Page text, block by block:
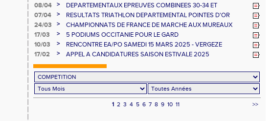
08/04
>
DEPARTEMENTAUX EPREUVES COMBINEES 30-34 ET
INDIVIDUELS GARD CADETS ET +
07/04 >
RESULTATS TRIATHLON DEPARTEMENTAL POINTES D'OR
BE/MINIMES 6 AVRIL 2025
24/03 >
CHAMPIONNATS DE FRANCE DE MARCHE AUX MUREAUX
17/03
>
5 PODIUMS OCCITANIE POUR LE GARD
10/03
>
RENCONTRE EA/PO SAMEDI 15 MARS 2025 - VERGEZE
17/02
> APPEL A CANDIDATURES SAISON ESTIVALE 2025
1 2 3 4 5 6 7 8 9 10 11 >>